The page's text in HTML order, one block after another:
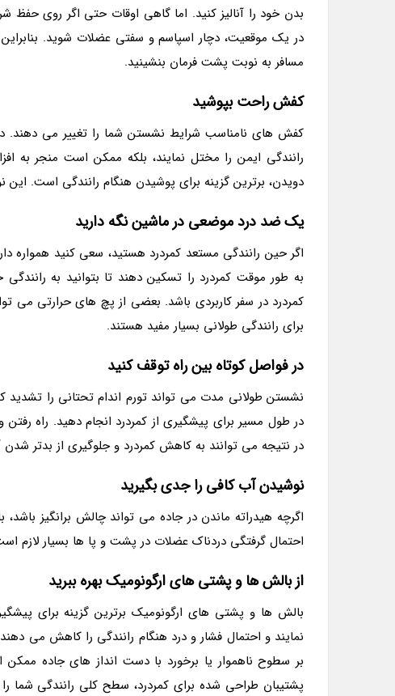
بدن خود را آنالیز کنید. اما گاهی اوقات حتی اگر روی حفظ
در یک موقعیت، دچار اسپاسم و سفتی عضلات شوید.
مسافر به نوبت پشت فرمان بنشینید.
کفش راحت بپوشید
کفش های نامناسب شرایط نشستن شما را تغییر می دهند.
رانندگی ایمن را مختل نمایند، بلکه ممکن است منجر
دویدن، برترین گزینه برای پوشیدن هنگام رانندگی است.
یک ضد درد موضعی در ماشین نگه دارید
اگر حین رانندگی مستعد کمردرد هستید، سعی کنید همواره
به طور موقت کمردرد را تسکین دهند تا بتوانید به
کمردرد در سفر کاربردی باشد. بعضی از پچ های حرارتی می
برای رانندگی طولانی بسیار مفید هستند.
در فواصل کوتاه بین راه توقف کنید
نشستن طولانی مدت می تواند تورم اندام تحتانی را
در طول مسیر برای پیشگیری از کمردرد انجام دهید. راه
در نتیجه می توانند به کاهش کمردرد و جلوگیری از بدتر شدن
نوشیدن آب کافی را جدی بگیرید
اگرچه هیدراته ماندن در جاده می تواند چالش برانگیز
احتمال گرفتگی دردناک عضلات در پشت و پا ها بسیار لازم
از بالش ها و پشتی های ارگونومیک بهره ببرید
بالش ها و پشتی های ارگونومیک برترین گزینه برای
نمایند و احتمال فشار و درد هنگام رانندگی را کاهش می
بر سطوح ناهموار یا برخورد با دست انداز های جاده
پشتیبان طراحی شده برای کمردرد، سطح کلی رانندگی شما